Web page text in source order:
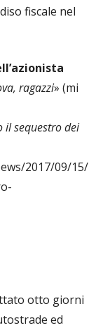
fiscale nel
ragazzi» (mi
il sequestro dei
2017/09/15/
otto giorni
ed